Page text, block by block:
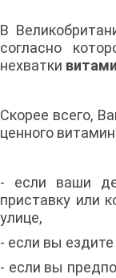
В
согласно
нехватки
Скорее всего,
ценного
- если ваши
приставку или
улице,
- если вы
- если вы